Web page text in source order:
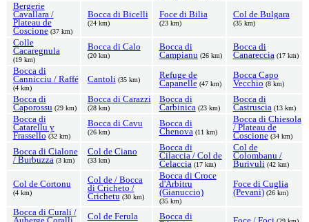
Bergerie
Cavallara /
Plateau de
Coscione (37 km)
Bocca di Bicelli
(24 km)
Foce di Bilia
(23 km)
Col de Bulgara
(35 km)
Colle
Cacaregnula
(19 km)
Bocca di Calo
(20 km)
Bocca di
Campianu (26 km)
Bocca di
Canareccia (17 km)
Bocca di
Cannicciu / Raffé
(4 km)
Cantoli (35 km)
Refuge de
Capanelle (47 km)
Bocca Capo
Vecchio (8 km)
Bocca di
Caporossu (29 km)
Bocca di Carazzi
(28 km)
Bocca di
Carbinica (23 km)
Bocca di
Castruscia (13 km)
Bocca di
Catarellu y
Frassello (32 km)
Bocca di Cavu
(26 km)
Bocca di
Chenova (11 km)
Bocca di Chiesola
/ Plateau de
Coscione (34 km)
Bocca di Cialone
/ Burbuzza (3 km)
Col de Ciano
(33 km)
Bocca di
Cilaccia / Col de
Celaccia (17 km)
Col de
Colombanu /
Burivuli (42 km)
Col de Cortonu
(4 km)
Col de / Bocca
di Cricheto /
Crichetu (30 km)
Bocca di Croce
d'Arbitru
(Gianuccio)
(35 km)
Foce di Cuglia
(Pevani) (26 km)
Bocca di Curali /
Col de Ferula
Bocca di